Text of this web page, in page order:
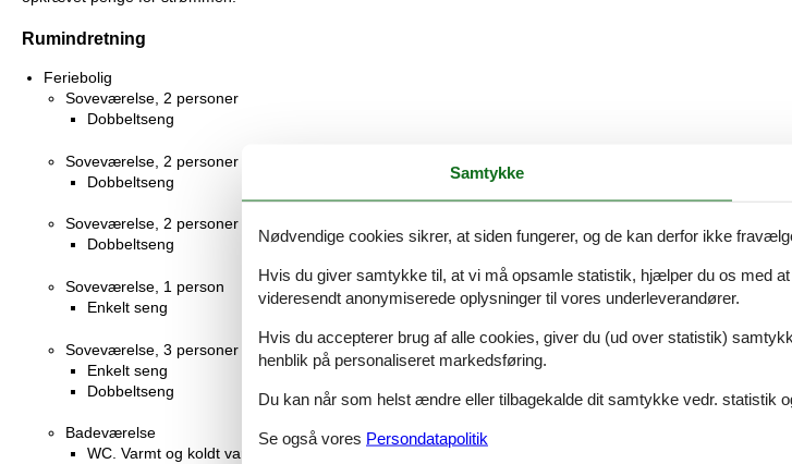
Rumindretning
Feriebolig
Soveværelse, 2 personer
Dobbeltseng
Soveværelse, 2 personer
Dobbeltseng
Soveværelse, 2 personer
Dobbeltseng
Soveværelse, 1 person
Enkelt seng
Soveværelse, 3 personer
Enkelt seng
Dobbeltseng
Badeværelse
WC. Varmt og koldt vand, Bruser
Samtykke
Nødvendige cookies sikrer, at siden fungerer, og de kan derfor ikke
Hvis du giver samtykke til, at vi må opsamle statistik, hjælper du os med
videresendt anonymiserede oplysninger til vores underleverandører.
Hvis du accepterer brug af alle cookies, giver du (ud over statistik)
henblik på personaliseret markedsføring.
Du kan når som helst ændre eller tilbagekalde dit samtykke vedr. statistik
Se også vores Persondatapolitik